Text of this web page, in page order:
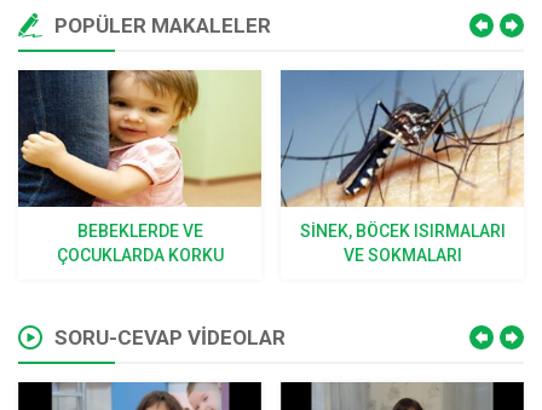
POPÜLER MAKALELER
BEBEKLERDE VE
ÇOCUKLARDA KORKU
SINEK, BÖCEK ISIRMALARI
VE SOKMALARI
SORU-CEVAP VİDEOLAR